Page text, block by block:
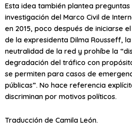
Esta idea también plantea
investigación del Marco Civil de
en 2015, poco después de iniciarse
de la expresidenta Dilma Rousseff,
neutralidad de la red y prohíbe la
degradación del tráfico con
se permiten para casos de
públicas”. No hace referencia
discriminan por motivos políticos.
Traducción de Camila León.